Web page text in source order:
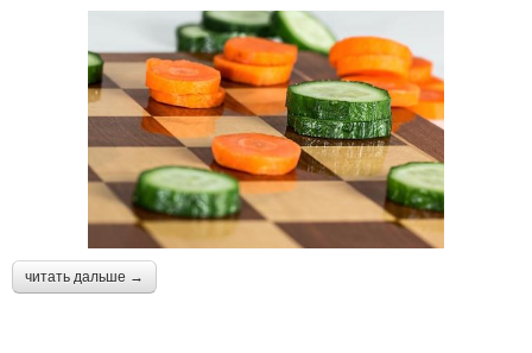
читать дальше →